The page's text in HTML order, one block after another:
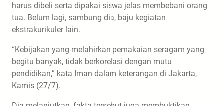
harus dibeli serta dipakai siswa jelas membebani orang
tua. Belum lagi, sambung dia, baju kegiatan
ekstrakurikuler lain.
“Kebijakan yang melahirkan pemakaian seragam yang
begitu banyak, tidak berkorelasi dengan mutu
pendidikan,” kata Iman dalam keterangan di Jakarta,
Kamis (27/7).